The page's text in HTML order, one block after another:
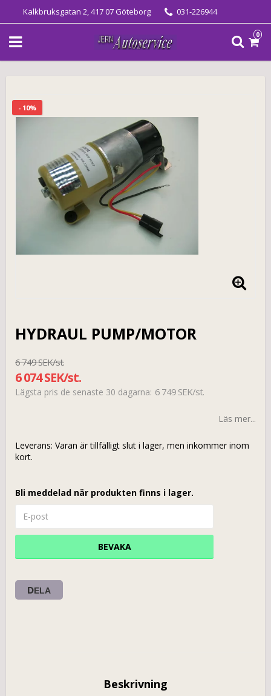
Kalkbruksgatan 2, 417 07 Göteborg 031-226944
0
- 10%
HYDRAUL PUMP/MOTOR
6 749 SEK/st.
6 074 SEK/st.
Lägsta pris de senaste 30 dagarna 6 749 SEK/st.
Läs mer...
Leverans: Varan är tillfälligt slut i lager, men inkommer inom
kort.
Bli meddelad när produkten finns i lager.
BEVAKA
DELA
Beskrivning